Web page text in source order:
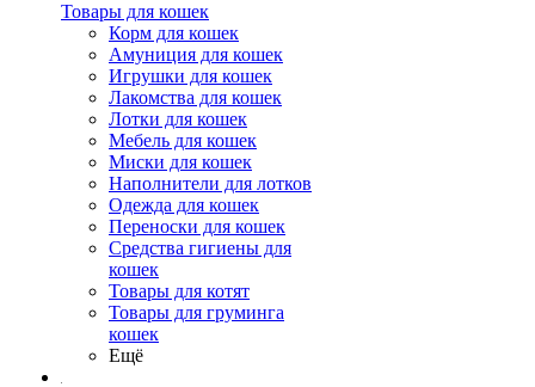
Товары для кошек
Корм для кошек
Амуниция для кошек
Игрушки для кошек
Лакомства для кошек
Лотки для кошек
Мебель для кошек
Миски для кошек
Наполнители для лотков
Одежда для кошек
Переноски для кошек
Средства гигиены для
кошек
Товары для котят
Товары для груминга
кошек
Ещё